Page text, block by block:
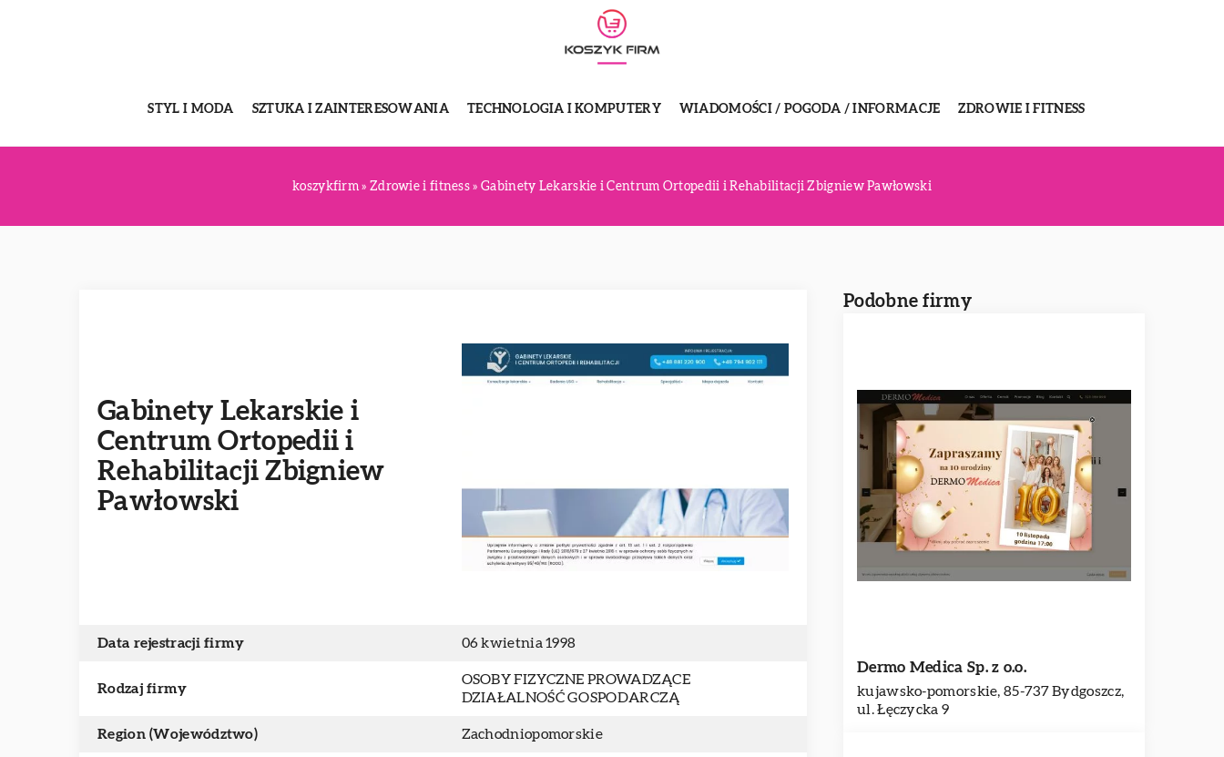
STYL I MODA SZTUKA I ZAINTERESOWANIA TECHNOLOGIA I KOMPUTERY WIADOMOŚCI / POGODA / INFORMACJE ZDROWIE I FITNESS
koszykfirm » Zdrowie i fitness » Gabinety Lekarskie i Centrum Ortopedii i Rehabilitacji Zbigniew Pawłowski
Gabinety Lekarskie i
Centrum Ortopedii i
Rehabilitacji Zbigniew
Pawłowski
Data rejestracji firmy 06 kwietnia 1998
Rodzaj firmy
OSOBY FIZYCZNE PROWADZĄCE
DZIAŁALNOŚĆ GOSPODARCZĄ
Region (Województwo) Zachodniopomorskie
Podobne firmy
Dermo Medica Sp. z o.o.
kujawsko-pomorskie, 85-737 Bydgoszcz,
ul. Łęczycka 9